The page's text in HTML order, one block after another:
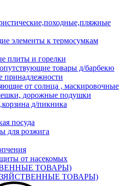
элементы к термосумкам
плиты и горелки
товары д/барбекю
принадлежности
от солнца , маскировочные
дорожные подушки
д/пикника
посуда
для розжига
от насекомых
ТОВАРЫ)
ТОВАРЫ)